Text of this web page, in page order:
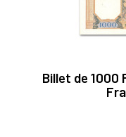
Billet de 1000